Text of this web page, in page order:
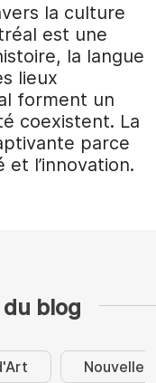
la culture
est une
la langue
lieux
forment un
coexistent. La
parce
et l’innovation.
blog
Nouvelles